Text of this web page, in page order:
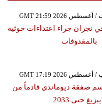
مدنياً في نجران جراء اعتداءات حوثية
بالمقذوفات
صفقة ديوماندي قادماً من
حتى 2033